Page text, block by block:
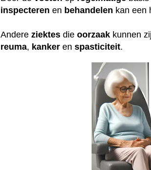
inspecteren en behandelen kan een
Andereziektes dieoorzaak kunnen
reuma, kanker enspasticiteit.